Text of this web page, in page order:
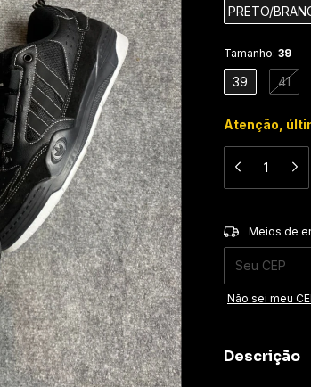
PRETO/
Tamanho: 39
39 41
Atenção,
Entregas para o
Meios de
Não sei meu
Descrição